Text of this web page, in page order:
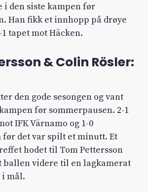
i den siste kampen før
Han fikk et innhopp på drøye
tapet mot Häcken.
& Colin Rösler:
den gode sesongen og vant
før sommerpausen. 2-1
IFK Värnamo og 1-0
før det var spilt et minutt. Et
hodet til Tom Pettersson
ballen videre til en lagkamerat
mål.